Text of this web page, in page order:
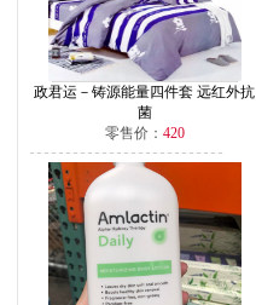
政君运－铸源能量四件套 远红外抗
菌
零售价： 420